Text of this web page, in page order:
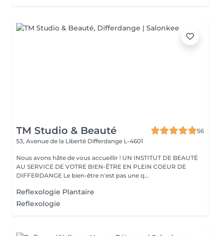
TM Studio & Beauté
56
53, Avenue de la Liberté Differdange L-4601
Nous avons hâte de vous accueillir ! UN INSTITUT DE BEAUTÉ
AU SERVICE DE VOTRE BIEN-ÊTRE EN PLEIN COEUR DE
DIFFERDANGE Le bien-être n'est pas une q...
Reflexologie Plantaire
Reflexologie